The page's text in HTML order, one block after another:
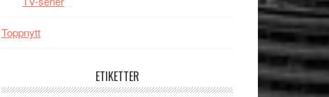
Toppnytt
ETIKETTER